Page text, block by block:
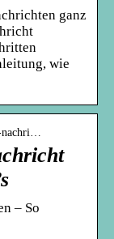
ganz
wie
– So